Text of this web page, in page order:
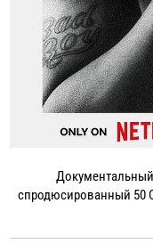
спродюсированный 50